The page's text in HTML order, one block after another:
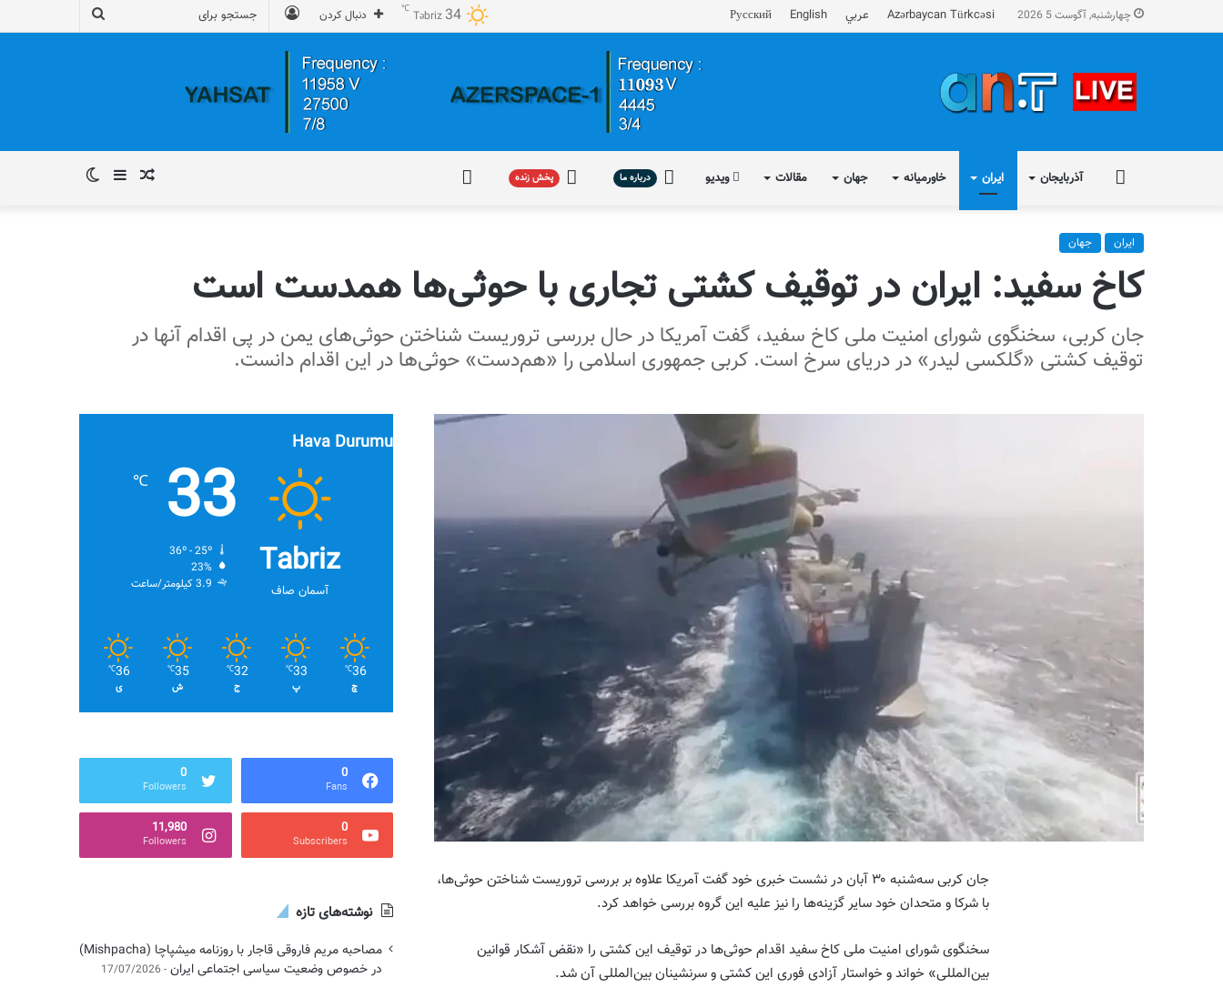
چهارشنبه, آگوست 5 2026 Azərbaycan Türkcəsi عربي English
Русский دنبال کردن Təbriz34
℃
آذربایجان ایران خاورمیانه جهان مقالات ویدیو درباره
درباره ما پخش
پخش زنده سایدبار نوشته
ایران جهان
کاخ سفید: ایران در توقیف کشتی تجاری با حوثی‌ها همدست است
جان کربی، سخنگوی شورای امنیت ملی کاخ سفید، گفت آمریکا در حال بررسی تروریست شناختن حوثی‌های یمن در پی اقدام آنها در
توقیف کشتی «گلکسی لیدر» در دریای سرخ است. کربی جمهوری اسلامی را «هم‌دست» حوثی‌ها در این اقدام دانست.
جان کربی سه‌شنبه ۳۰ آبان در نشست خبری خود گفت آمریکا علاوه بر بررسی تروریست شناختن حوثی‌ها،
با شرکا و متحدان خود سایر گزینه‌ها را نیز علیه این گروه بررسی خواهد کرد.
سخنگوی شورای امنیت ملی کاخ سفید اقدام حوثی‌ها در توقیف این کشتی را «نقض آشکار قوانین
بین‌المللی» خواند و خواستار آزادی فوری این کشتی و سرنشینان بین‌المللی آن شد.
Hava Durumu
Tabriz
آسمان صاف
33
℃
23%
3.9 کیلومتر/ساعت
36
℃
چ
33
℃
پ
32
℃
ج
35
℃
ش
36
℃
ی
0
Fans
0
Followers
0
Subscribers
11,980
Followers
نوشته‌های تازه
مصاحبه مریم فاروقی قاجار با روزنامه میشپاچا (Mishpacha)
در خصوص وضعیت سیاسی اجتماعی ایران 17/07/2026